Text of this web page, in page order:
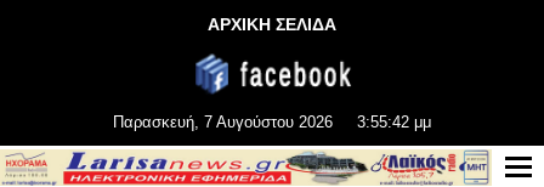
ΑΡΧΙΚΗ ΣΕΛΙΔΑ
Παρασκευή, 7 Αυγούστου 2026 3:55:43 μμ